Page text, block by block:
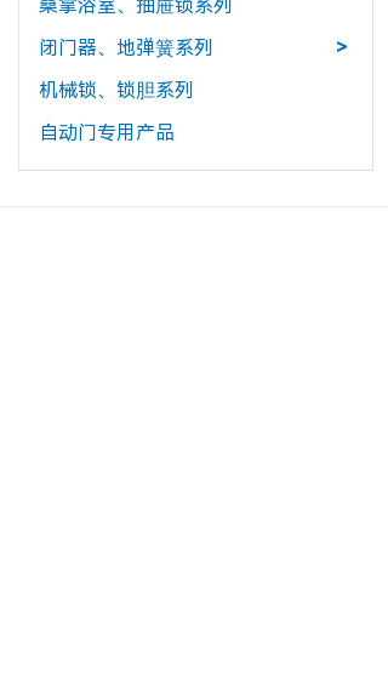
桑拿浴室、抽屉锁系列
闭门器、地弹簧系列
>
机械锁、锁胆系列
自动门专用产品